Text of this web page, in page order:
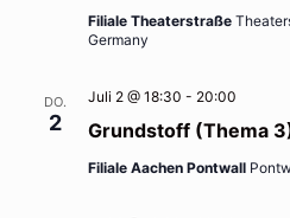
Filiale Theaterstraße
Germany
DO.
2 Grundstoff (Thema
Juli 2 @ 18:30 - 20:00
Filiale Aachen Pontwall